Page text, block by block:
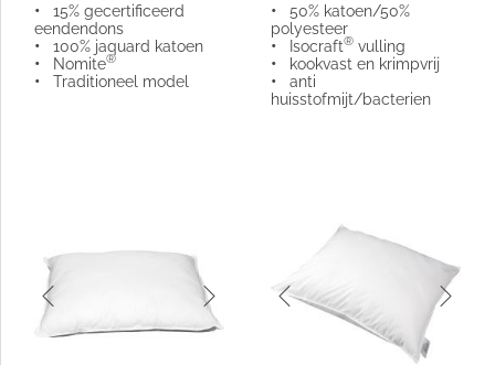
• 15% gecertificeerd
eendendons
• 100% jaquard katoen
• Nomite®
• Traditioneel model
• 50% katoen/50%
polyesteer
• Isocraft® vulling
• kookvast en krimpvrij
• anti
huisstofmijt/bacterien